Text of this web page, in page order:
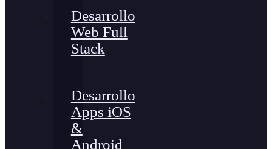
Desarrollo
Web Full
Stack
Desarrollo
Apps iOS
&
Android